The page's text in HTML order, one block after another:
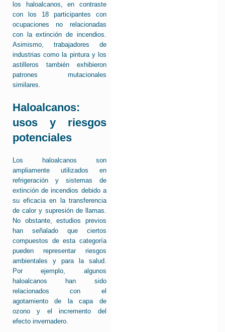
los haloalcanos, en contraste
con los 18 participantes con
ocupaciones no relacionadas
con la extinción de incendios.
Asimismo, trabajadores de
industrias como la pintura y los
astilleros también exhibieron
patrones mutacionales
similares.
Haloalcanos:
usos y riesgos
potenciales
Los haloalcanos son
ampliamente utilizados en
refrigeración y sistemas de
extinción de incendios debido a
su eficacia en la transferencia
de calor y supresión de llamas.
No obstante, estudios previos
han señalado que ciertos
compuestos de esta categoría
pueden representar riesgos
ambientales y para la salud.
Por ejemplo, algunos
haloalcanos han sido
relacionados con el
agotamiento de la capa de
ozono y el incremento del
efecto invernadero.